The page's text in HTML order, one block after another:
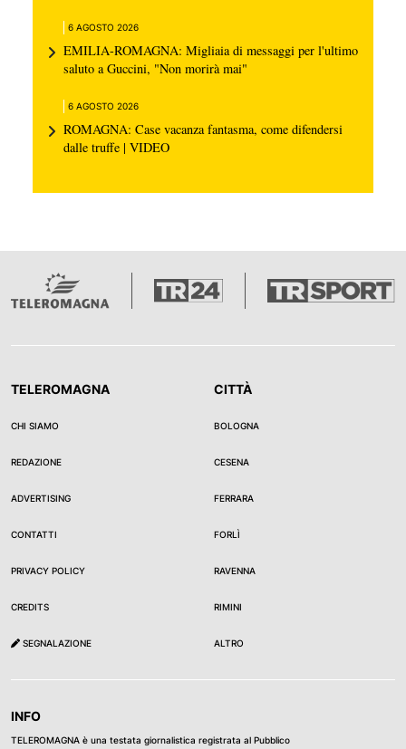
6 AGOSTO 2026
EMILIA-ROMAGNA: Migliaia di messaggi per l'ultimo
saluto a Guccini, "Non morirà mai"
6 AGOSTO 2026
ROMAGNA: Case vacanza fantasma, come difendersi
dalle truffe | VIDEO
TELEROMAGNA
CHI SIAMO
REDAZIONE
ADVERTISING
CONTATTI
PRIVACY POLICY
CREDITS
SEGNALAZIONE
CITTÀ
BOLOGNA
CESENA
FERRARA
FORLÌ
RAVENNA
RIMINI
ALTRO
INFO
TELEROMAGNA è una testata giornalistica registrata al Pubblico